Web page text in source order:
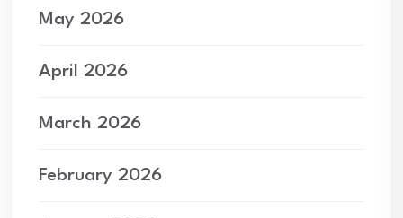
May 2026
April 2026
March 2026
February 2026